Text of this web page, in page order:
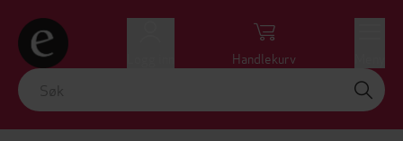
Handlekurv